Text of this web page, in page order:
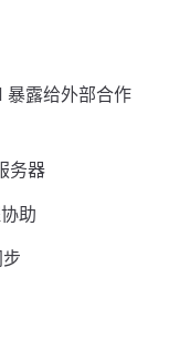
露给外部合作
务器
助